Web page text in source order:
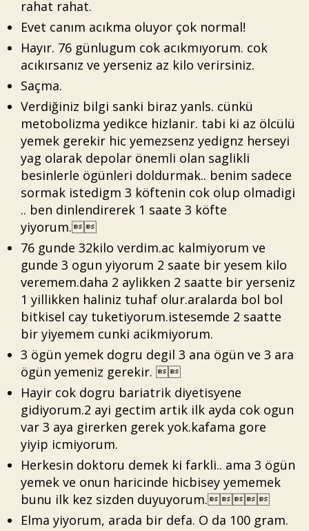
rahat rahat.
Evet canım acıkma oluyor çok normal!
Hayır. 76 günlugum cok acıkmıyorum. cok
acıkırsanız ve yerseniz az kilo verirsiniz.
Saçma.
Verdiğiniz bilgi sanki biraz yanls. cünkü
metobolizma yedikce hizlanir. tabi ki az ölcülü
yemek gerekir hic yemezsenz yedignz herseyi
yag olarak depolar önemli olan saglikli
besinlerle ögünleri doldurmak.. benim sadece
sormak istedigm 3 köftenin cok olup olmadigi
.. ben dinlendirerek 1 saate 3 köfte
yiyorum.
76 gunde 32kilo verdim.ac kalmiyorum ve
gunde 3 ogun yiyorum 2 saate bir yesem kilo
veremem.daha 2 aylikken 2 saatte bir yerseniz
1 yillikken haliniz tuhaf olur.aralarda bol bol
bitkisel cay tuketiyorum.istesemde 2 saatte
bir yiyemem cunki acikmiyorum.
3 ögün yemek dogru degil 3 ana ögün ve 3 ara
ögün yemeniz gerekir. 
Hayir cok dogru bariatrik diyetisyene
gidiyorum.2 ayi gectim artik ilk ayda cok ogun
var 3 aya girerken gerek yok.kafama gore
yiyip icmiyorum.
Herkesin doktoru demek ki farkli.. ama 3 ögün
yemek ve onun haricinde hicbisey yememek
bunu ilk kez sizden duyuyorum.
Elma yiyorum, arada bir defa. O da 100 gram.